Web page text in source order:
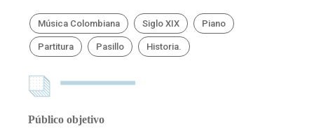
Música Colombiana Siglo XIX Piano
Partitura Pasillo Historia.
Público objetivo